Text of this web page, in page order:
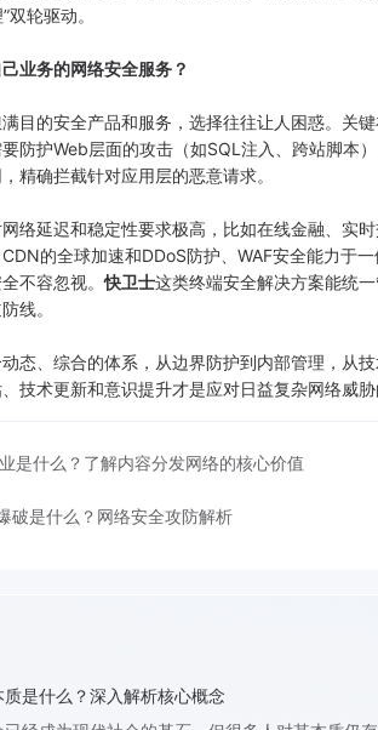
双轮驱动。
业务的网络安全服务？
的安全产品和服务，选择往往让人困惑。关
防护Web层面的攻击（如SQL注入、跨站脚本
精确拦截针对应用层的恶意请求。
延迟和稳定性要求极高，比如在线金融、实时
的全球加速和DDoS防护、WAF安全能力于
不容忽视。快卫士这类终端安全解决方案能统
线。
、综合的体系，从边界防护到内部管理，从技
技术更新和意识提升才是应对日益复杂网络威胁
是什么？了解内容分发网络的核心价值
破是什么？网络安全攻防解析
质是什么？深入解析核心概念